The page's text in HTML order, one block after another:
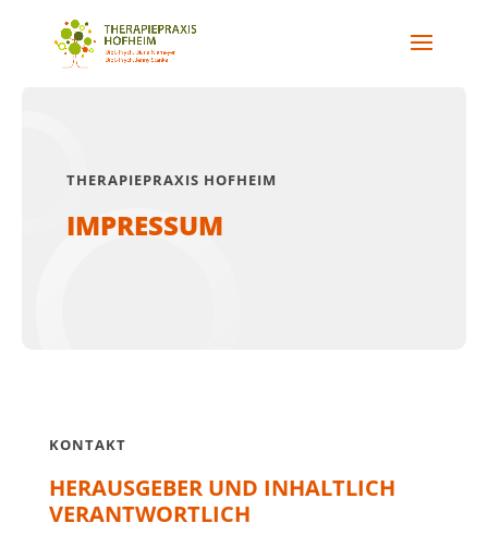
THERAPIEPRAXIS HOFHEIM
IMPRESSUM
KONTAKT
HERAUSGEBER UND INHALTLICH
VERANTWORTLICH